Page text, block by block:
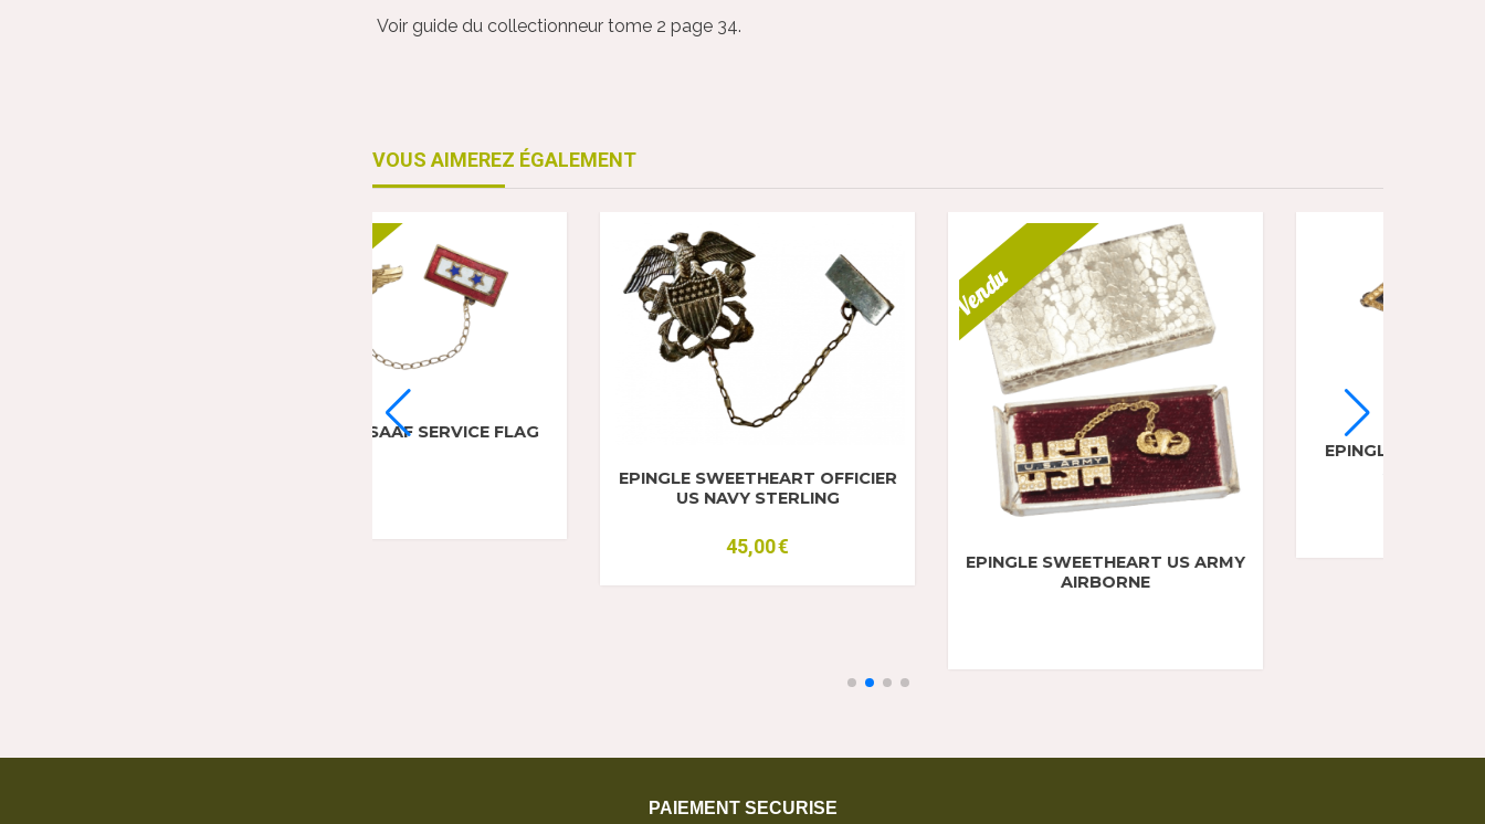
Voir guide du collectionneur tome 2 page 34.
VOUS AIMEREZ ÉGALEMENT
AIRBORNE
Vendu
EPINGLE SWEETHEART USAAF
STERLING CORO
EPINGLE USAAF SERVICE FLAG
Vendu
PAIEMENT SECURISE